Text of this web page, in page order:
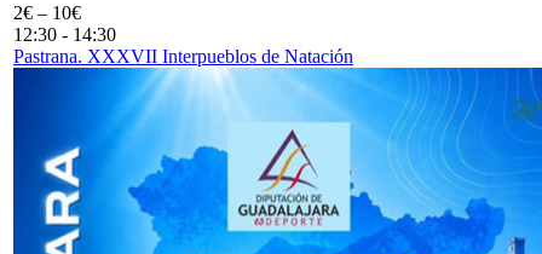
2€ – 10€
12:30 - 14:30
Pastrana. XXXVII Interpueblos de Natación